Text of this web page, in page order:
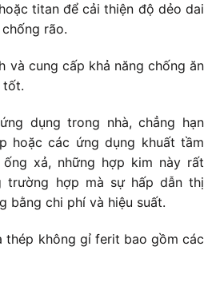
titan để cải thiện độ dẻo dai
rão.
và cung cấp khả năng chống ăn
tốt.
dụng trong nhà, chẳng hạn
hoặc các ứng dụng khuất tầm
ống xả, những hợp kim này rất
trường hợp mà sự hấp dẫn thị
bằng chi phí và hiệu suất.
thép không gỉ ferit bao gồm các